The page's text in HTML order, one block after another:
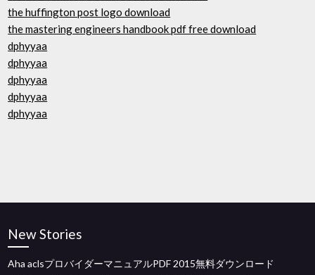
the huffington post logo download
the mastering engineers handbook pdf free download
dphyyaa
dphyyaa
dphyyaa
dphyyaa
dphyyaa
New Stories
Aha aclsプロバイダーマニュアルPDF 2015無料ダウンロード